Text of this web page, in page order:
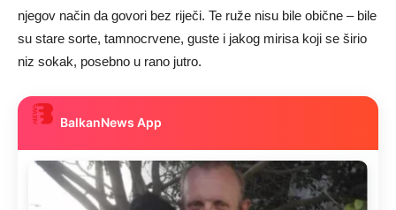
njegov način da govori bez riječi. Te ruže nisu bile obične – bile
su stare sorte, tamnocrvene, guste i jakog mirisa koji se širio
niz sokak, posebno u rano jutro.
BalkanNews App